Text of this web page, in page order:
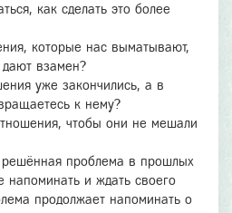
как сделать это более
которые нас выматывают,
взамен?
уже закончились, а в
к нему?
чтобы они не мешали
решённая проблема в прошлых
и ждать своего
продолжает напоминать о